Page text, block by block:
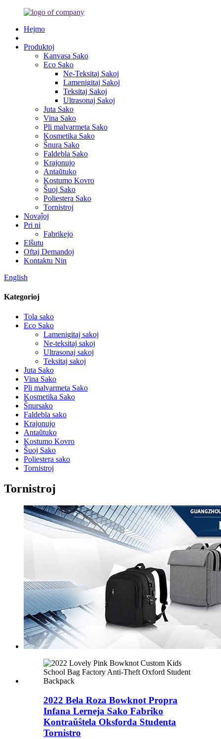
Hejmo
Produktoj
Kanvasa Sako
Eco Sako
Ne-Teksitaj Sakoj
Lamenigitaj Sakoj
Teksitaj Sakoj
Ultrasonaj Sakoj
Juta Sako
Vina Sako
Pli malvarmeta Sako
Kosmetika Sako
Ŝnura Sako
Faldebla Sako
Krajonujo
Antaŭtuko
Kostumo Kovro
Ŝuoj Sako
Poliestera Sako
Tornistroj
Novaĵoj
Pri ni
Fabrikejo
Elŝutu
Oftaj Demandoj
Kontaktu Nin
English
Kategorioj
Tola sako
Eco Sako
Lamenigitaj sakoj
Ne-teksitaj sakoj
Ultrasonaj sakoj
Teksitaj sakoj
Juta Sako
Vina Sako
Pli malvarmeta Sako
Kosmetika Sako
Ŝnursako
Faldebla sako
Krajonujo
Antaŭtuko
Kostumo Kovro
Ŝuoj Sako
Poliestera sako
Tornistroj
Tornistroj
2022 Bela Roza Bowknot Propra
Infana Lerneja Sako Fabriko
Kontraŭŝtela Oksforda Studenta
Tornistro